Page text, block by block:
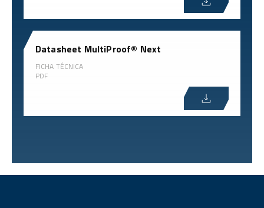
Datasheet MultiProof® Next
FICHA TÉCNICA
PDF